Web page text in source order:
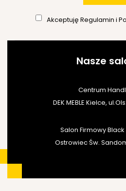
Akceptuję Regulamin i
Nasze
Centrum
DEK MEBLE Kielce,
Salon Firmowy
Ostrowiec Św.